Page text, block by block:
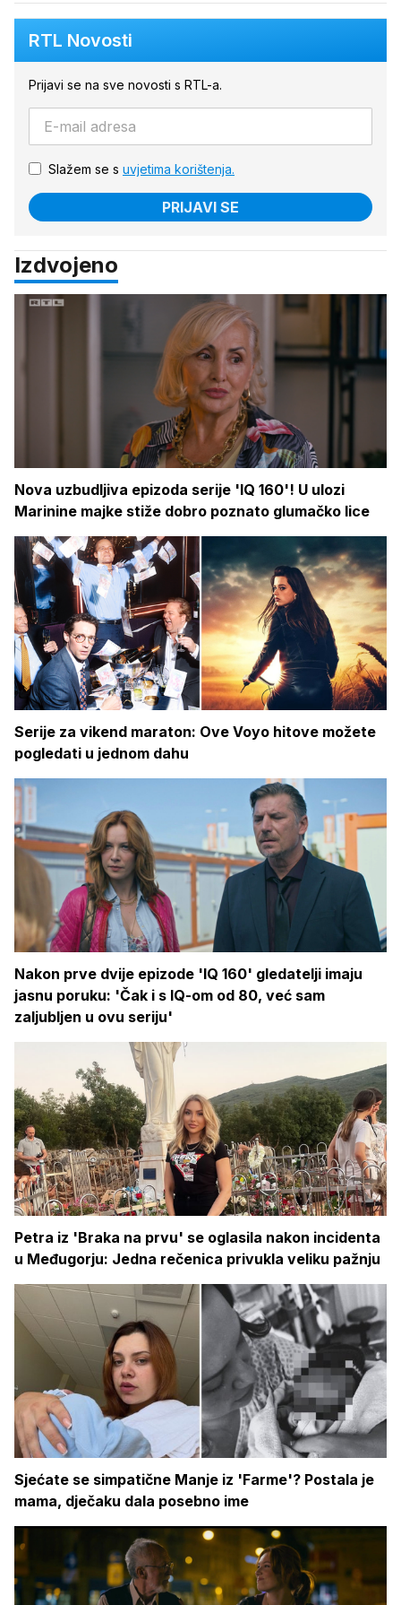
RTL Novosti
Prijavi se na sve novosti s RTL-a.
Slažem se s uvjetima korištenja.
PRIJAVI SE
Izdvojeno
Nova uzbudljiva epizoda serije 'IQ 160'! U ulozi
Marinine majke stiže dobro poznato glumačko lice
Serije za vikend maraton: Ove Voyo hitove možete
pogledati u jednom dahu
Nakon prve dvije epizode 'IQ 160' gledatelji imaju
jasnu poruku: 'Čak i s IQ-om od 80, već sam
zaljubljen u ovu seriju'
Petra iz 'Braka na prvu' se oglasila nakon incidenta
u Međugorju: Jedna rečenica privukla veliku pažnju
Sjećate se simpatične Manje iz 'Farme'? Postala je
mama, dječaku dala posebno ime